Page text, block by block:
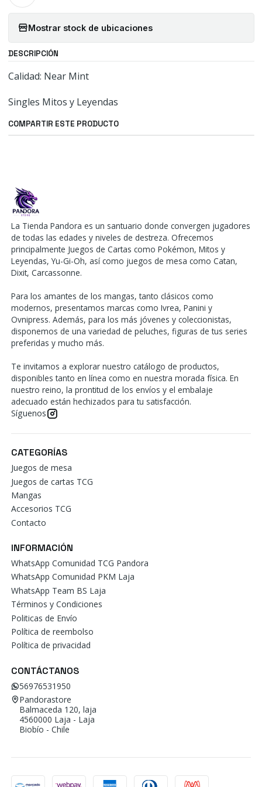
Mostrar stock de ubicaciones
DESCRIPCIÓN
Calidad: Near Mint
Singles Mitos y Leyendas
COMPARTIR ESTE PRODUCTO
La Tienda Pandora es un santuario donde convergen jugadores
de todas las edades y niveles de destreza. Ofrecemos
principalmente Juegos de Cartas como Pokémon, Mitos y
Leyendas, Yu-Gi-Oh, así como juegos de mesa como Catan,
Dixit, Carcassonne.
Para los amantes de los mangas, tanto clásicos como
modernos, presentamos marcas como Ivrea, Panini y
Ovnipress. Además, para los más jóvenes y coleccionistas,
disponemos de una variedad de peluches, figuras de tus series
preferidas y mucho más.
Te invitamos a explorar nuestro catálogo de productos,
disponibles tanto en línea como en nuestra morada física. En
nuestro reino, la prontitud de los envíos y el embalaje
adecuado están hechizados para tu satisfacción.
Síguenos
CATEGORÍAS
Juegos de mesa
Juegos de cartas TCG
Mangas
Accesorios TCG
Contacto
INFORMACIÓN
WhatsApp Comunidad TCG Pandora
WhatsApp Comunidad PKM Laja
WhatsApp Team BS Laja
Términos y Condiciones
Politicas de Envío
Política de reembolso
Política de privacidad
CONTÁCTANOS
56976531950
Pandorastore
Balmaceda 120, laja
4560000 Laja - Laja
Biobío - Chile